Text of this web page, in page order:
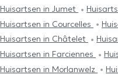
Huisartsen in Jumet
Huisartsen in Courcelles
Huisartsen in Châtelet
Huisartsen in Farciennes
Huisartsen in Morlanwelz